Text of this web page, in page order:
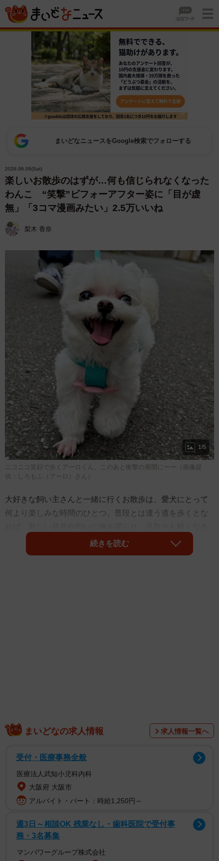
まいどなニュースをGoogle検索でフォローする
2026.06.06(Sat)
楽しいお散歩のはずが…何も信じられなくなった
わんこ “笑撃”ビフォーアフター姿に「目が虚
無」「3コマ漫画みたい」2.5万いいね
梨木 香奈
1/5
ニコニコ笑顔で歩くアーロくん。このあと衝撃の展開にーー（画像提
供：しろもふ（アーロ）さん）
大好きな飼い主さんと一緒に行くお散歩は、愛犬にとって
何より楽しみな時間のひとつ。普段とは違う道を歩くとな
ものではないでしょうか。しかし、そのワクワクした道の
りの先に、まさかの“試練”が待ち受けていることもあるよう
「ルンルンで散歩してたのに狂犬病ワクチン打たれて何も
そんなコメントとともにXへ投稿された写真が、多くのユー
ザーの注目を集めています。写っているのは、「アーロ」
くん（9歳・男の子）です。写真には、お散歩中のアーロく
んの姿が写っています。ニコニコ笑顔で軽快に歩くアーロ
くん。お散歩を全力で楽しんでいる様子が伝わってきま
す。
続きを読む
まいどなの求人情報 求人情報一覧へ
受付・医療事務全般
医療法人武知小児科内科
大阪府 大阪市
アルバイト・パート：時給1,250円～
週3日～相談OK 残業なし・歯科医院で受付事
務・3名募集
マンパワーグループ株式会社